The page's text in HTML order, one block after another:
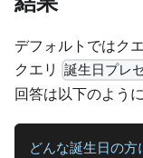
デフォルトではク
クエリ
誕生日プレ
回答は以下のよう
どんな誕生日の